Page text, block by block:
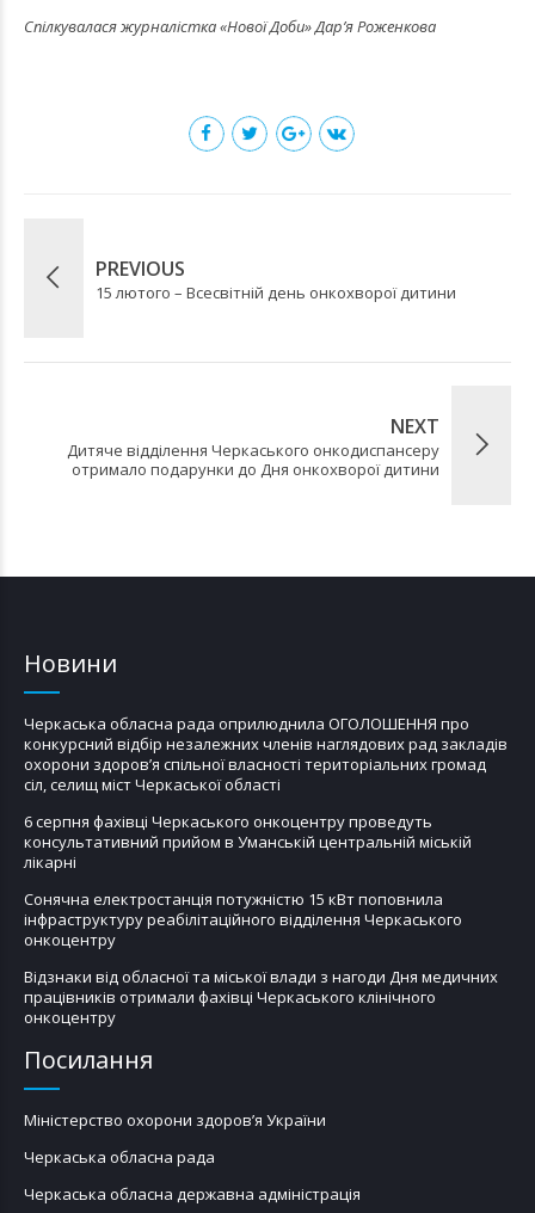
Спілкувалася журналістка «Нової Доби» Дар’я Роженкова
PREVIOUS
15 лютого – Всесвітній день онкохворої дитини
NEXT
Дитяче відділення Черкаського онкодиспансеру
отримало подарунки до Дня онкохворої дитини
Новини
Черкаська обласна рада оприлюднила ОГОЛОШЕННЯ про
конкурсний відбір незалежних членів наглядових рад закладів
охорони здоров’я спільної власності територіальних громад
сіл, селищ міст Черкаської області
6 серпня фахівці Черкаського онкоцентру проведуть
консультативний прийом в Уманській центральній міській
лікарні
Сонячна електростанція потужністю 15 кВт поповнила
інфраструктуру реабілітаційного відділення Черкаського
онкоцентру
Відзнаки від обласної та міської влади з нагоди Дня медичних
працівників отримали фахівці Черкаського клінічного
онкоцентру
Посилання
Міністерство охорони здоров’я України
Черкаська обласна рада
Черкаська обласна державна адміністрація